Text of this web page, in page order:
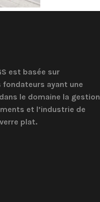
est basée sur
fondateurs ayant une
le domaine la gestion
et l’industrie de
plat.